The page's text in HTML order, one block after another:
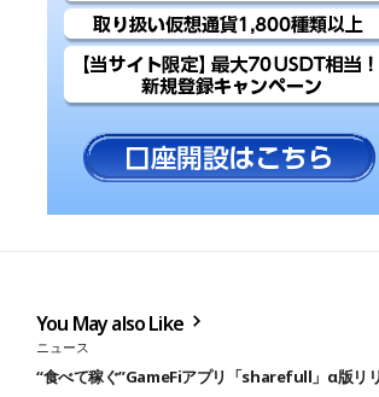
You May also Like
ニュース
“食べて稼ぐ”GameFiアプリ「sharefull」α版リ